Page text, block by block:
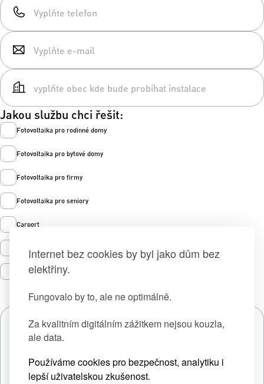
Internet bez cookies by byl jako dům bez
elektřiny.
Fungovalo by to, ale ne optimálně.
Za kvalitním digitálním zážitkem nejsou kouzla,
ale data.
Používáme cookies pro bezpečnost, analytiku i
lepší uživatelskou zkušenost.
Jakou službu chci řešit:
Fotovoltaika pro rodinné domy
Fotovoltaika pro bytové domy
Fotovoltaika pro firmy
Fotovoltaika pro seniory
Carport
Prodej zelené energie